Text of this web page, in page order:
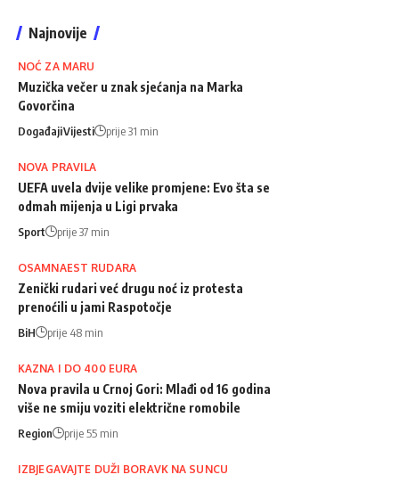
Najnovije
NOĆ ZA MARU
Muzička večer u znak sjećanja na Marka
Govorčina
DogađajiVijesti prije 31 min
NOVA PRAVILA
UEFA uvela dvije velike promjene: Evo šta se
odmah mijenja u Ligi prvaka
Sport prije 37 min
OSAMNAEST RUDARA
Zenički rudari već drugu noć iz protesta
prenoćili u jami Raspotočje
BiH prije 48 min
KAZNA I DO 400 EURA
Nova pravila u Crnoj Gori: Mlađi od 16 godina
više ne smiju voziti električne romobile
Region prije 55 min
IZBJEGAVAJTE DUŽI BORAVK NA SUNCU